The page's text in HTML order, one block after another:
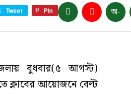
Tweet Pin অ-
বুধবার(৫ আগস্ট)
ক্লাবের আয়োজনে বেল্ট